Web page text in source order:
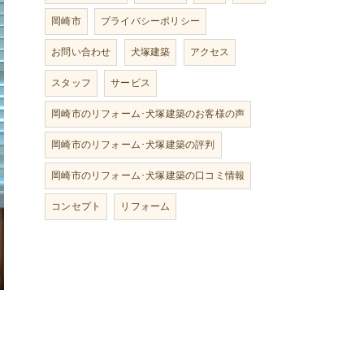
岡崎市
プライバシーポリシー
お問い合わせ
犬塚建築
アクセス
スタッフ
サービス
岡崎市のリフォーム･犬塚建築のお客様の声
岡崎市のリフォーム･犬塚建築の評判
岡崎市のリフォーム･犬塚建築の口コミ情報
コンセプト
リフォーム